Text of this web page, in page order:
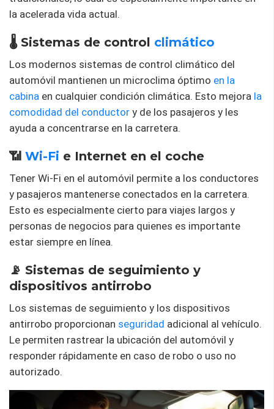
la acelerada vida actual.
🌡️ Sistemas de control climático
Los modernos sistemas de control climático del
automóvil mantienen un microclima óptimo en la
cabina en cualquier condición climática. Esto mejora la
comodidad del conductor y de los pasajeros y les
ayuda a concentrarse en la carretera.
📶 Wi-Fi e Internet en el coche
Tener Wi-Fi en el automóvil permite a los conductores
y pasajeros mantenerse conectados en la carretera.
Esto es especialmente cierto para viajes largos y
personas de negocios para quienes es importante
estar siempre en línea.
📡 Sistemas de seguimiento y
dispositivos antirrobo
Los sistemas de seguimiento y los dispositivos
antirrobo proporcionan seguridad adicional al vehículo.
Le permiten rastrear la ubicación del automóvil y
responder rápidamente en caso de robo o uso no
autorizado.